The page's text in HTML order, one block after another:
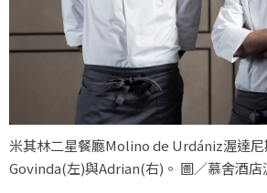
米其林二星餐廳Molino de Urdániz渥達
Govinda(左)與Adrian(右)。 圖／慕舍酒